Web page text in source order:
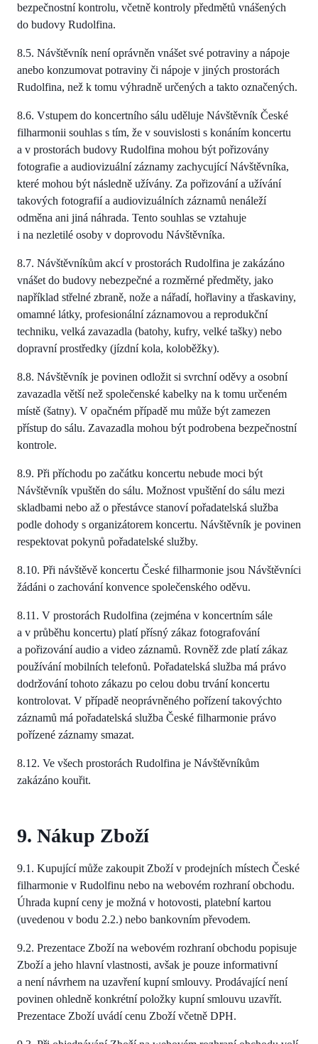
bezpečnostní kontrolu, včetně kontroly předmětů vnášených
do budovy Rudolfina.
8.5. Návštěvník není oprávněn vnášet své potraviny a nápoje
anebo konzumovat potraviny či nápoje v jiných prostorách
Rudolfina, než k tomu výhradně určených a takto označených.
8.6. Vstupem do koncertního sálu uděluje Návštěvník České
filharmonii souhlas s tím, že v souvislosti s konáním koncertu
a v prostorách budovy Rudolfina mohou být pořizovány
fotografie a audiovizuální záznamy zachycující Návštěvníka,
které mohou být následně užívány. Za pořizování a užívání
takových fotografií a audiovizuálních záznamů nenáleží
odměna ani jiná náhrada. Tento souhlas se vztahuje
i na nezletilé osoby v doprovodu Návštěvníka.
8.7. Návštěvníkům akcí v prostorách Rudolfina je zakázáno
vnášet do budovy nebezpečné a rozměrné předměty, jako
například střelné zbraně, nože a nářadí, hořlaviny a třaskaviny,
omamné látky, profesionální záznamovou a reprodukční
techniku, velká zavazadla (batohy, kufry, velké tašky) nebo
dopravní prostředky (jízdní kola, koloběžky).
8.8. Návštěvník je povinen odložit si svrchní oděvy a osobní
zavazadla větší než společenské kabelky na k tomu určeném
místě (šatny). V opačném případě mu může být zamezen
přístup do sálu. Zavazadla mohou být podrobena bezpečnostní
kontrole.
8.9. Při příchodu po začátku koncertu nebude moci být
Návštěvník vpuštěn do sálu. Možnost vpuštění do sálu mezi
skladbami nebo až o přestávce stanoví pořadatelská služba
podle dohody s organizátorem koncertu. Návštěvník je povinen
respektovat pokynů pořadatelské služby.
8.10. Při návštěvě koncertu České filharmonie jsou Návštěvníci
žádáni o zachování konvence společenského oděvu.
8.11. V prostorách Rudolfina (zejména v koncertním sále
a v průběhu koncertu) platí přísný zákaz fotografování
a pořizování audio a video záznamů. Rovněž zde platí zákaz
používání mobilních telefonů. Pořadatelská služba má právo
dodržování tohoto zákazu po celou dobu trvání koncertu
kontrolovat. V případě neoprávněného pořízení takovýchto
záznamů má pořadatelská služba České filharmonie právo
pořízené záznamy smazat.
8.12. Ve všech prostorách Rudolfina je Návštěvníkům
zakázáno kouřit.
9. Nákup Zboží
9.1. Kupující může zakoupit Zboží v prodejních místech České
filharmonie v Rudolfinu nebo na webovém rozhraní obchodu.
Úhrada kupní ceny je možná v hotovosti, platební kartou
(uvedenou v bodu 2.2.) nebo bankovním převodem.
9.2. Prezentace Zboží na webovém rozhraní obchodu popisuje
Zboží a jeho hlavní vlastnosti, avšak je pouze informativní
a není návrhem na uzavření kupní smlouvy. Prodávající není
povinen ohledně konkrétní položky kupní smlouvu uzavřít.
Prezentace Zboží uvádí cenu Zboží včetně DPH.